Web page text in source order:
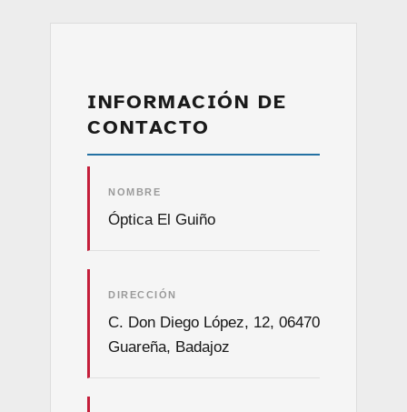
INFORMACIÓN DE
CONTACTO
NOMBRE
Óptica El Guiño
DIRECCIÓN
C. Don Diego López, 12, 06470
Guareña, Badajoz